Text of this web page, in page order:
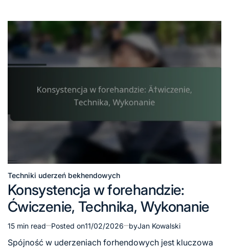
Posted
in
Techniki uderzeń bekhendowych
Konsystencja w forehandzie:
Ćwiczenie, Technika, Wykonanie
Estimated
read
15 min read Posted on11/02/2026 byJan Kowalski
Spójność w uderzeniach forhendowych jest kluczowa